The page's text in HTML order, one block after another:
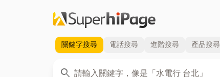
關鍵字搜尋 電話搜尋 進階搜尋 產品搜尋
search
關鍵字